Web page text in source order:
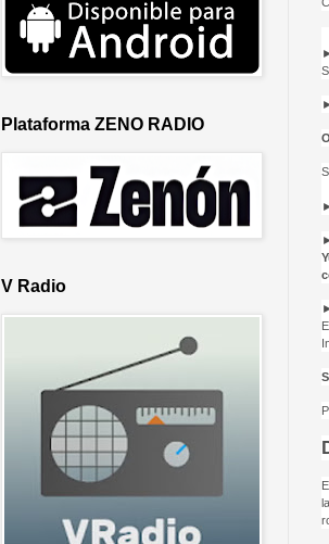
Plataforma ZENO RADIO
V Radio